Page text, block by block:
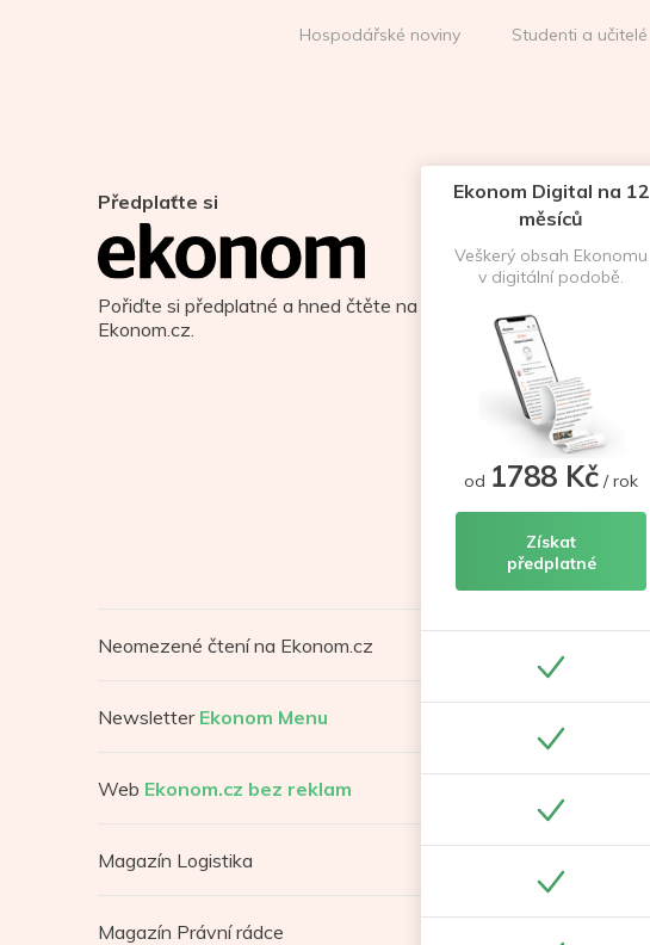
Hospodářské noviny Studenti a učitelé
Předplaťte si
Pořiďte si předplatné a hned čtěte na
Ekonom.cz.
Neomezené čtení na Ekonom.cz
Newsletter Ekonom Menu
Web Ekonom.cz bez reklam
Magazín Logistika
Magazín Právní rádce
Ekonom Digital na 12
měsíců
Veškerý obsah Ekonomu
v digitální podobě.
od 1788 Kč / rok
Získat
předplatné